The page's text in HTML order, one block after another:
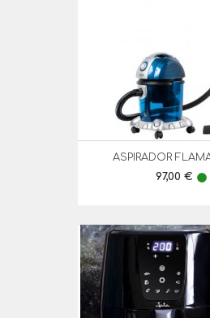
ASPIRADOR
Preço
97,00 € lens